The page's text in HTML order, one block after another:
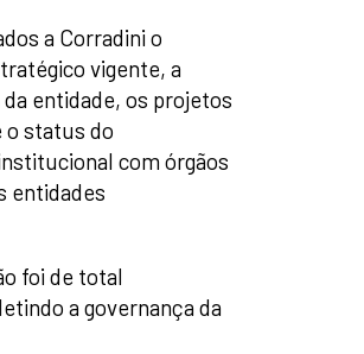
a Corradini o
vigente, a
entidade, os projetos
o status do
com órgãos
entidades
foi de total
a governança da